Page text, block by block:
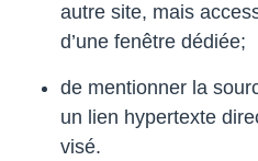
autre site, mais
d’une fenêtre dédiée;
de mentionner la
un lien hypertexte
visé.